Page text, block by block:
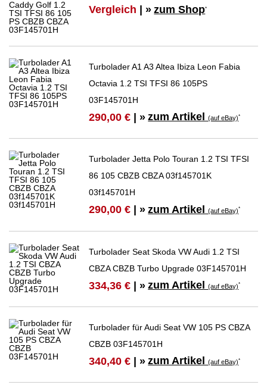
Vergleich | » zum Shop*
Turbolader A1 A3 Altea Ibiza Leon Fabia
Octavia 1.2 TSI TFSI 86 105PS
03F145701H
290,00 € | » zum Artikel(auf eBay)*
Turbolader Jetta Polo Touran 1.2 TSI TFSI
86 105 CBZB CBZA 03f145701K
03f145701H
290,00 € | » zum Artikel(auf eBay)*
Turbolader Seat Skoda VW Audi 1.2 TSI
CBZA CBZB Turbo Upgrade 03F145701H
334,36 € | » zum Artikel(auf eBay)*
Turbolader für Audi Seat VW 105 PS CBZA
CBZB 03F145701H
340,40 € | » zum Artikel(auf eBay)*